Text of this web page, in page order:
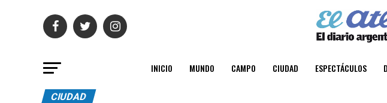
INICIO MUNDO CAMPO CIUDAD ESPECTÁCULOS
CIUDAD